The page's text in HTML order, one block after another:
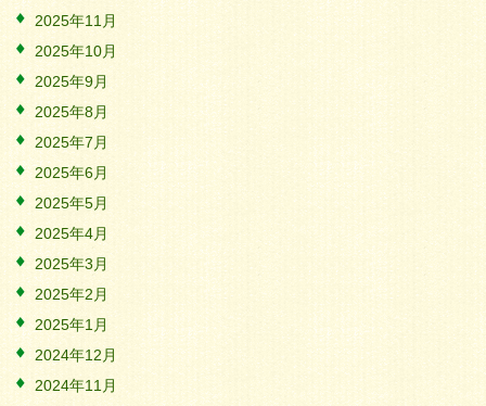
2025年11月
2025年10月
2025年9月
2025年8月
2025年7月
2025年6月
2025年5月
2025年4月
2025年3月
2025年2月
2025年1月
2024年12月
2024年11月